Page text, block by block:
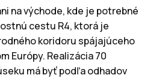
na východe, kde je potrebné
cestu R4, ktorá je
koridoru spájajúceho
Európy. Realizácia 70
má byť podľa odhadov